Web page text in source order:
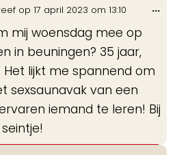
op 17 april 2023 om 13:10
mij woensdag mee op
in beuningen? 35 jaar,
lijkt me spannend om
sexsaunavak van een
iemand te leren! Bij
...